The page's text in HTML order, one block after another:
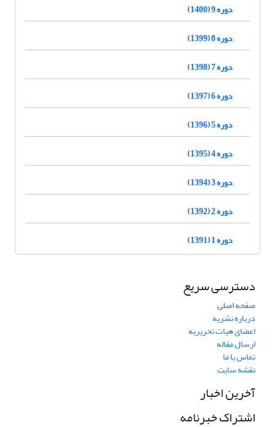
دوره 9 (1400)
دوره 8 (1399)
دوره 7 (1398)
دوره 6 (1397)
دوره 5 (1396)
دوره 4 (1395)
دوره 3 (1394)
دوره 2 (1392)
دوره 1 (1391)
دسترسی سریع
صفحه اصلی
درباره نشریه
اعضای هیات تحریریه
ارسال مقاله
تماس با ما
نقشه سایت
آخرین اخبار
اشتراک خبرنامه